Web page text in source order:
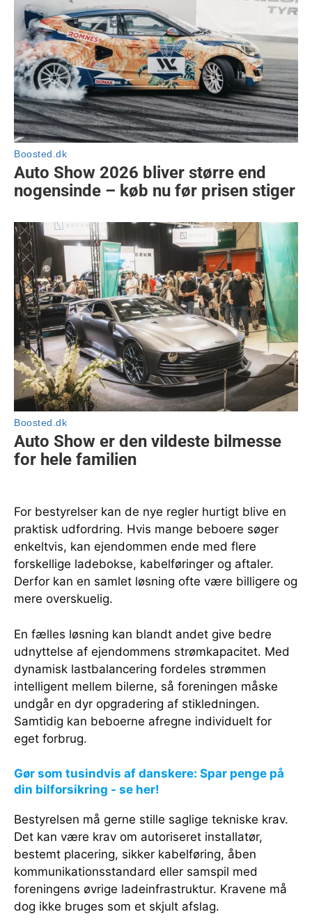
For bestyrelser kan de nye regler hurtigt blive en
praktisk udfordring. Hvis mange beboere søger
enkeltvis, kan ejendommen ende med flere
forskellige ladebokse, kabelføringer og aftaler.
Derfor kan en samlet løsning ofte være billigere og
mere overskuelig.
En fælles løsning kan blandt andet give bedre
udnyttelse af ejendommens strømkapacitet. Med
dynamisk lastbalancering fordeles strømmen
intelligent mellem bilerne, så foreningen måske
undgår en dyr opgradering af stikledningen.
Samtidig kan beboerne afregne individuelt for
eget forbrug.
Gør som tusindvis af danskere: Spar penge på
din bilforsikring - se her!
Bestyrelsen må gerne stille saglige tekniske krav.
Det kan være krav om autoriseret installatør,
bestemt placering, sikker kabelføring, åben
kommunikationsstandard eller samspil med
foreningens øvrige ladeinfrastruktur. Kravene må
dog ikke bruges som et skjult afslag.